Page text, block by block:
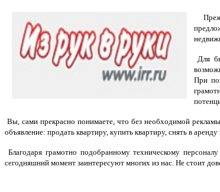
Для
При
Вы, сами прекрасно понимаете, что без необходимой
объявление: продать квартиру, купить квартиру, снять в
Благодаря грамотно подобранному техническому
сегодняшний момент заинтересуют многих из нас. Не стоит